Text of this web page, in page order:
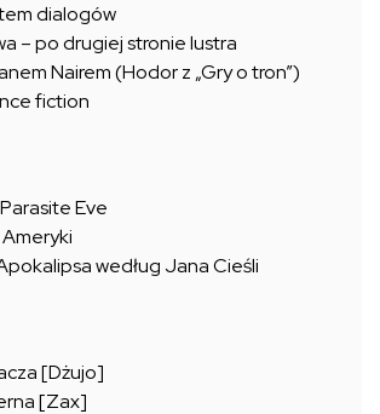
dialogów
– po drugiej stronie lustra
Nairem (Hodor z „Gry o tron”)
fiction
Eve
według Jana Cieśli
[Dżujo]
[Zax]